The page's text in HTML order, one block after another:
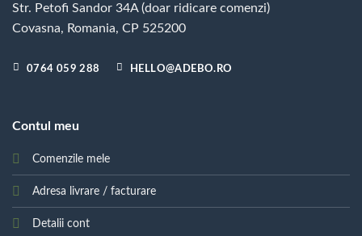
Str. Petofi Sandor 34A (doar ridicare comenzi)
Covasna, Romania, CP 525200
0764 059 288 HELLO@ADEBO.RO
Contul meu
Comenzile mele
Adresa livrare / facturare
Detalii cont